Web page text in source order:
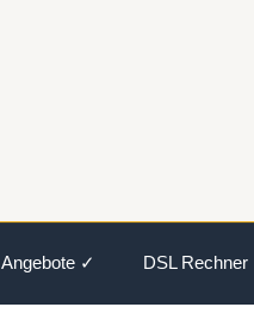
Angebote ✓ DSL Rechner